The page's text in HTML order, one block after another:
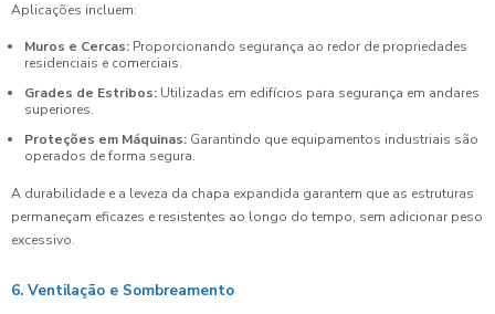
Aplicações incluem:
Muros e Cercas: Proporcionando segurança ao redor de propriedades
residenciais e comerciais.
Grades de Estribos: Utilizadas em edifícios para segurança em andares
superiores.
Proteções em Máquinas: Garantindo que equipamentos industriais são
operados de forma segura.
A durabilidade e a leveza da chapa expandida garantem que as estruturas
permaneçam eficazes e resistentes ao longo do tempo, sem adicionar peso
excessivo.
6. Ventilação e Sombreamento